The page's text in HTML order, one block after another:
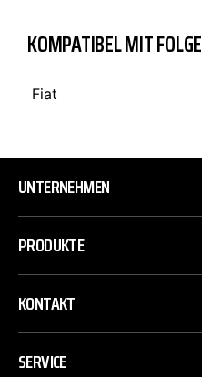
KOMPATIBEL MIT
Fiat
UNTERNEHMEN
PRODUKTE
KONTAKT
SERVICE